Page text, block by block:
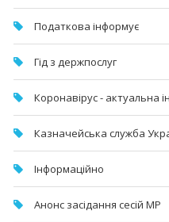
Податкова інформує
Гід з держпослуг
Коронавірус - актуальна
Казначейська служба
Інформаційно
Анонс засідання сесій МР